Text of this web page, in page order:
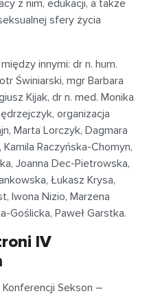
z nim, edukacji, a także
sfery życia
innymi: dr n. hum.
Świniarski, mgr Barbara
Kijak, dr n. med. Monika
organizacja
Marta Lorczyk, Dagmara
Raczyńska-Chomyn,
Joanna Dec-Pietrowska,
Łukasz Krysa,
Iwona Nizio, Marzena
Goślicka, Paweł Garstka.
IV
Sekson –